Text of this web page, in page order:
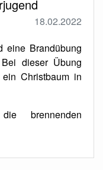
18.02.2022
eine Brandübung
dieser Übung
Christbaum in
brennenden